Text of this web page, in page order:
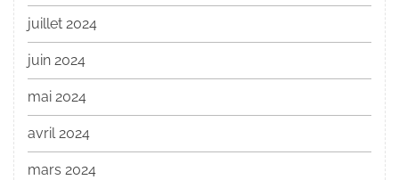
juillet 2024
juin 2024
mai 2024
avril 2024
mars 2024